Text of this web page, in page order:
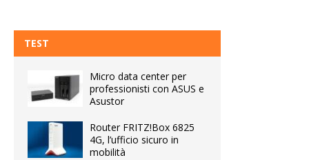
TEST
Micro data center per
professionisti con ASUS e
Asustor
Router FRITZ!Box 6825
4G, l’ufficio sicuro in
mobilità